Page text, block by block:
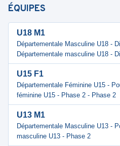
ÉQUIPES
U18 M1
Départementale Masculine U18 -
Départementale masculine U18 -
U15 F1
Départementale Féminine U15 -
féminine U15 - Phase 2 - Phase 2
U13 M1
Départementale Masculine U13 -
masculine U13 - Phase 2